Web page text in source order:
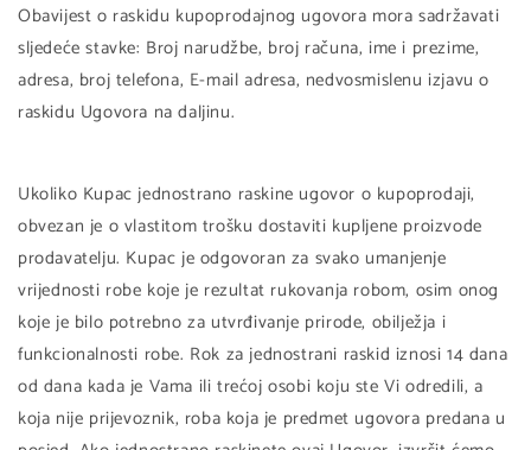
Obavijest o raskidu kupoprodajnog ugovora mora sadržavati
sljedeće stavke: Broj narudžbe, broj računa, ime i prezime,
adresa, broj telefona, E-mail adresa, nedvosmislenu izjavu o
raskidu Ugovora na daljinu.
Ukoliko Kupac jednostrano raskine ugovor o kupoprodaji,
obvezan je o vlastitom trošku dostaviti kupljene proizvode
prodavatelju. Kupac je odgovoran za svako umanjenje
vrijednosti robe koje je rezultat rukovanja robom, osim onog
koje je bilo potrebno za utvrđivanje prirode, obilježja i
funkcionalnosti robe. Rok za jednostrani raskid iznosi 14 dana
od dana kada je Vama ili trećoj osobi koju ste Vi odredili, a
koja nije prijevoznik, roba koja je predmet ugovora predana u